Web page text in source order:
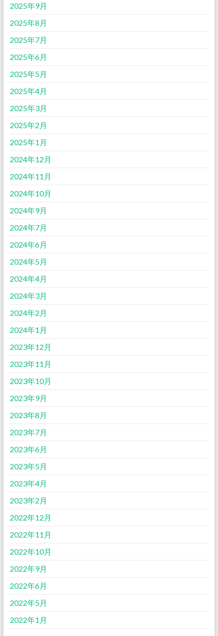
2025年9月
2025年8月
2025年7月
2025年6月
2025年5月
2025年4月
2025年3月
2025年2月
2025年1月
2024年12月
2024年11月
2024年10月
2024年9月
2024年7月
2024年6月
2024年5月
2024年4月
2024年3月
2024年2月
2024年1月
2023年12月
2023年11月
2023年10月
2023年9月
2023年8月
2023年7月
2023年6月
2023年5月
2023年4月
2023年2月
2022年12月
2022年11月
2022年10月
2022年9月
2022年6月
2022年5月
2022年1月